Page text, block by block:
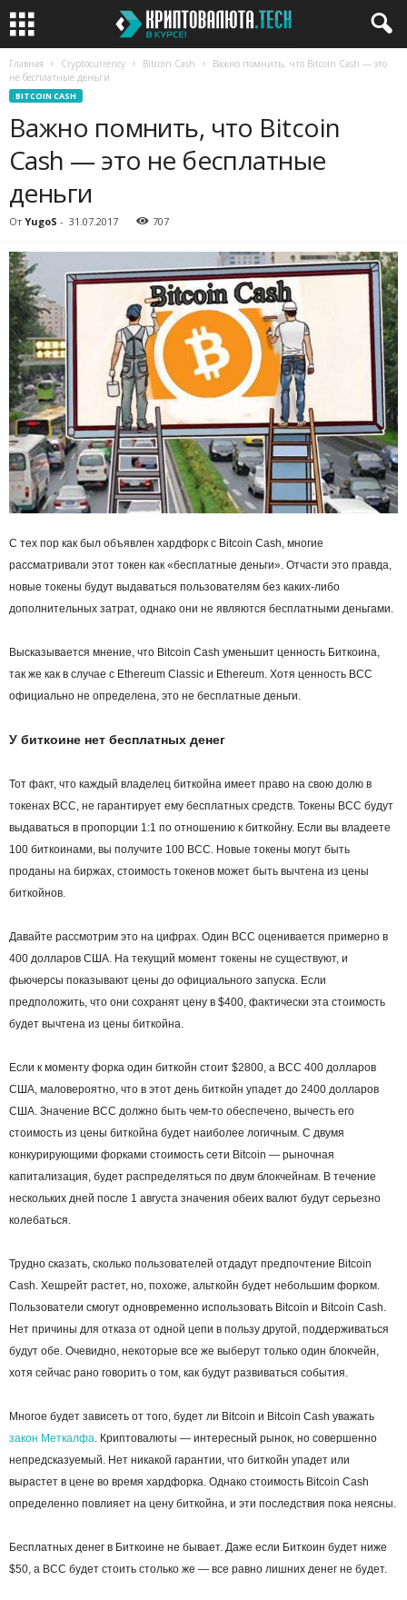
Главная Cryptocurrency Bitcoin Cash
Важно помнить, что Bitcoin Cash — это
не бесплатные деньги
BITCOIN CASH
Важно помнить, что Bitcoin
Cash — это не бесплатные
деньги
От YugoS - 31.07.2017 707
С тех пор как был объявлен хардфорк с Bitcoin Cash, многие
рассматривали этот токен как «бесплатные деньги». Отчасти это правда,
новые токены будут выдаваться пользователям без каких-либо
дополнительных затрат, однако они не являются бесплатными деньгами.
Высказывается мнение, что Bitcoin Cash уменьшит ценность Биткоина,
так же как в случае с Ethereum Classic и Ethereum. Хотя ценность BCC
официально не определена, это не бесплатные деньги.
У биткоине нет бесплатных денег
Тот факт, что каждый владелец биткойна имеет право на свою долю в
токенах BCC, не гарантирует ему бесплатных средств. Токены BCC будут
выдаваться в пропорции 1:1 по отношению к биткойну. Если вы владеете
100 биткоинами, вы получите 100 BCC. Новые токены могут быть
проданы на биржах, стоимость токенов может быть вычтена из цены
биткойнов.
Давайте рассмотрим это на цифрах. Один BCC оценивается примерно в
400 долларов США. На текущий момент токены не существуют, и
фьючерсы показывают цены до официального запуска. Если
предположить, что они сохранят цену в $400, фактически эта стоимость
будет вычтена из цены биткойна.
Если к моменту форка один биткойн стоит $2800, а BCС 400 долларов
США, маловероятно, что в этот день биткойн упадет до 2400 долларов
США. Значение BCC должно быть чем-то обеспечено, вычесть его
стоимость из цены биткойна будет наиболее логичным. С двумя
конкурирующими форками стоимость сети Bitcoin — рыночная
капитализация, будет распределяться по двум блокчейнам. В течение
нескольких дней после 1 августа значения обеих валют будут серьезно
колебаться.
Трудно сказать, сколько пользователей отдадут предпочтение Bitcoin
Cash. Хешрейт растет, но, похоже, альткойн будет небольшим форком.
Пользователи смогут одновременно использовать Bitcoin и Bitcoin Cash.
Нет причины для отказа от одной цепи в пользу другой, поддерживаться
будут обе. Очевидно, некоторые все же выберут только один блокчейн,
хотя сейчас рано говорить о том, как будут развиваться события.
Многое будет зависеть от того, будет ли Bitcoin и Bitcoin Cash уважать
закон Меткалфа. Криптовалюты — интересный рынок, но совершенно
непредсказуемый. Нет никакой гарантии, что биткойн упадет или
вырастет в цене во время хардфорка. Однако стоимость Bitcoin Cash
определенно повлияет на цену биткойна, и эти последствия пока неясны.
Бесплатных денег в Биткоине не бывает. Даже если Биткоин будет ниже
$50, а BCC будет стоить столько же — все равно лишних денег не будет.